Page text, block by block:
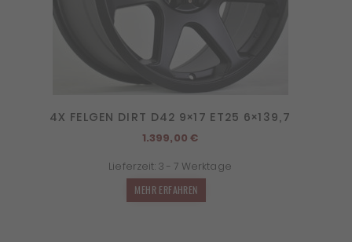
4X FELGEN DIRT D42 9×17 ET25 6×139,7
1.399,00€
Lieferzeit: 3 - 7 Werktage
MEHR ERFAHREN